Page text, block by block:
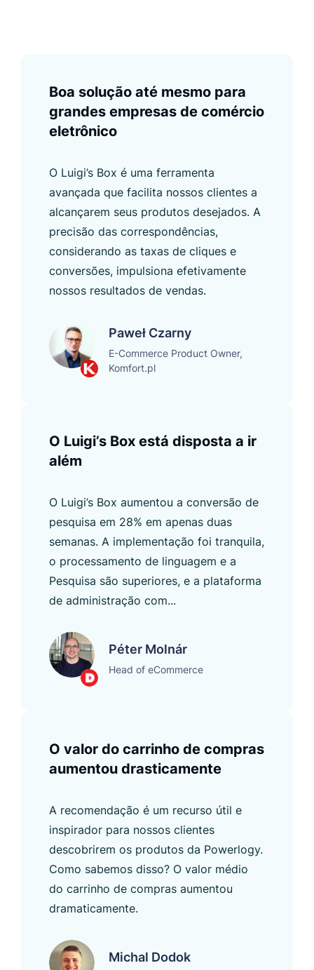
Boa solução até mesmo para
grandes empresas de comércio
eletrônico
O Luigi’s Box é uma ferramenta
avançada que facilita nossos clientes a
alcançarem seus produtos desejados. A
precisão das correspondências,
considerando as taxas de cliques e
conversões, impulsiona efetivamente
nossos resultados de vendas.
Paweł Czarny
E-Commerce Product Owner,
Komfort.pl
O Luigi’s Box está disposta a ir
além
O Luigi’s Box aumentou a conversão de
pesquisa em 28% em apenas duas
semanas. A implementação foi tranquila,
o processamento de linguagem e a
Pesquisa são superiores, e a plataforma
de administração com...
Péter Molnár
Head of eCommerce
O valor do carrinho de compras
aumentou drasticamente
A recomendação é um recurso útil e
inspirador para nossos clientes
descobrirem os produtos da Powerlogy.
Como sabemos disso? O valor médio
do carrinho de compras aumentou
dramaticamente.
Michal Dodok